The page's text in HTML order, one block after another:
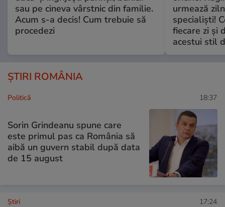
sau pe cineva vârstnic din familie.
Acum s-a decis! Cum trebuie să
procedezi
urmează
specialiști!
fiecare zi și
acestui stil
ȘTIRI ROMÂNIA
Politică 18:37
Sorin Grindeanu spune care
este primul pas ca România să
aibă un guvern stabil după data
de 15 august
Ştiri 17:24